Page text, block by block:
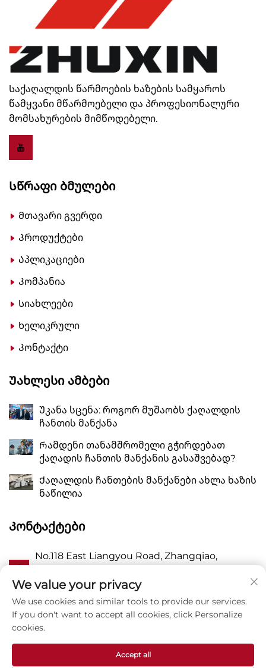
Საქაღალდის წარმოების ხაზების სამყაროს
წამყვანი მწარმოებელი და პროფესიონალური
მომსახურების მიმწოდებელი.
Სწრაფი Ბმულები
Მთავარი გვერდი
Პროდუქტები
Აპლიკაციები
Კომპანია
Სიახლეები
Ხელიკრული
Კონტაქტი
Უახლესი Ამბები
Უკანა სცენა: როგორ მუშაობს ქაღალდის
ჩანთის მანქანა
Რამდენი თანამშრომელი გჭირდებათ
ქაღადის ჩანთის მანქანის გასაშვებად?
Ქაღალდის ჩანთების მანქანები ახლა ხაზის
ნაწილია
Კონტაქტები
Ა
No.118 East Liangyou Road, Zhangqiao,
Wanquan Town, Pingyang, Wenzhou City,
Zhejiang P.R. China 325409
Პ 8615988795434
We value your privacy
We use cookies and similar tools to provide our services.
If you don't want to accept all cookies, click Personalize
cookies.
Accept all